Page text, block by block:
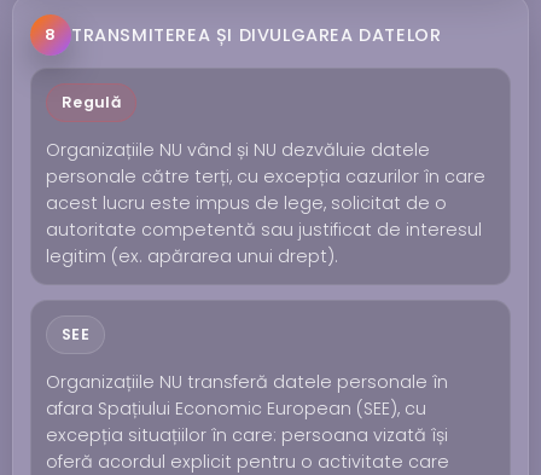
8 TRANSMITEREA ȘI DIVULGAREA DATELOR
Regulă
Organizațiile NU vând și NU dezvăluie datele
personale către terți, cu excepția cazurilor în care
acest lucru este impus de lege, solicitat de o
autoritate competentă sau justificat de interesul
legitim (ex. apărarea unui drept).
SEE
Organizațiile NU transferă datele personale în
afara Spațiului Economic European (SEE), cu
excepția situațiilor în care: persoana vizată își
oferă acordul explicit pentru o activitate care